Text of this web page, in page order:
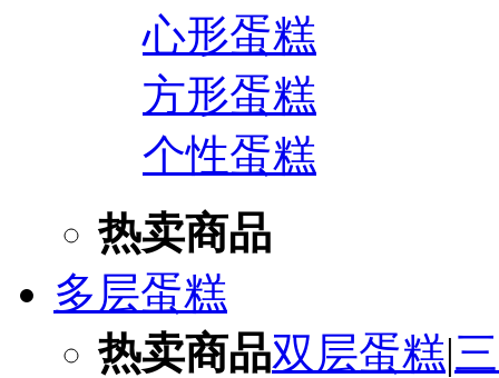
心形蛋糕
方形蛋糕
个性蛋糕
热卖商品
多层蛋糕
热卖商品双层蛋糕|